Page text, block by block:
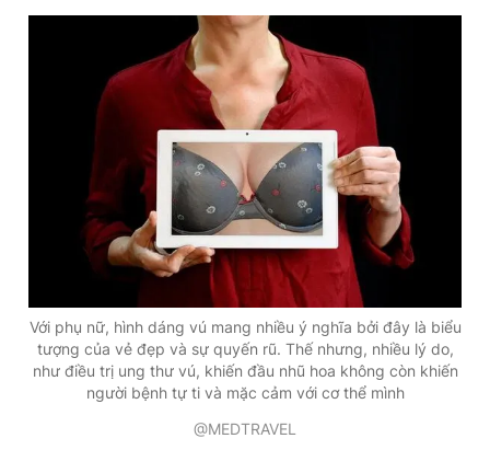
Với phụ nữ, hình dáng vú mang nhiều ý nghĩa bởi đây là biểu
tượng của vẻ đẹp và sự quyến rũ. Thế nhưng, nhiều lý do,
như điều trị ung thư vú, khiến đầu nhũ hoa không còn khiến
người bệnh tự ti và mặc cảm với cơ thể mình
@MEDTRAVEL